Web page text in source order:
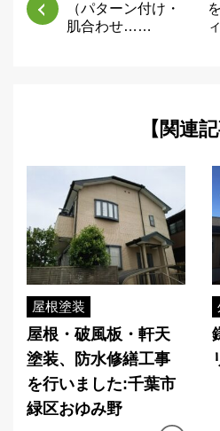
（パターン付け・
肌合わせ……
【関連記
屋根塗装
屋根・破風板・軒天
塗装、防水修繕工事
を行いました:千葉市
緑区おゆみ野